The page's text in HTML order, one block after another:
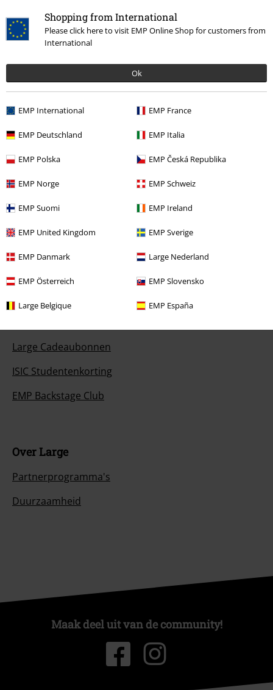
Shopping from International
Please click here to visit EMP Online Shop for customers from
International
Ok
EMP International EMP France
EMP Deutschland EMP Italia
EMP Polska EMP Česká Republika
EMP Norge EMP Schweiz
EMP Suomi EMP Ireland
EMP United Kingdom EMP Sverige
EMP Danmark Large Nederland
EMP Österreich EMP Slovensko
Large Belgique EMP España
informatie
Begin chat
Service, catalogus, prijsvragen etc.
Veelgestelde vragen
Retourvoorwaarden
Retourneer item
Algemene maat info
Annuleer mijn BSC-lidmaatschap
Betaalmethodes
Overige acties
Large Cadeaubonnen
ISIC Studentenkorting
EMP Backstage Club
Over Large
Partnerprogramma's
Duurzaamheid
Maak deel uit van de community!